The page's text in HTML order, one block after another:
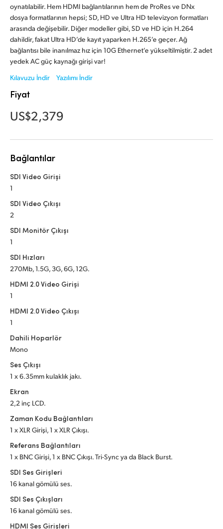
India
Italy
Japan
Korea
Malaysia
Netherlands
New Zealand
Poland
Portugal
South Africa
Sweden
Chinese Taipei
UAE
Ukraine
United Kingdom
United States
oynatılabilir. Hem HDMI bağlantılarının hem de ProRes ve DNx
dosya formatlarının hepsi; SD, HD ve Ultra HD televizyon formatları
arasında değişebilir. Diğer modeller gibi, SD ve HD için H.264
dahildir, fakat Ultra HD’de kayıt yaparken H.265’e geçer. Ağ
bağlantısı bile inanılmaz hız için 10G Ethernet’e yükseltilmiştir. 2 adet
yedek AC güç kaynağı girişi var!
Kılavuzu İndir
Yazılımı İndir
Fiyat
US$2,379
Bağlantılar
SDI Video Girişi
1
SDI Video Çıkışı
2
SDI Monitör Çıkışı
1
SDI Hızları
270Mb, 1.5G, 3G, 6G, 12G.
HDMI 2.0 Video Girişi
1
HDMI 2.0 Video Çıkışı
1
Dahili Hoparlör
Mono
Ses Çıkışı
1 x 6.35mm kulaklık jakı.
Ekran
2,2 inç LCD.
Zaman Kodu Bağlantıları
1 x XLR Girişi, 1 x XLR Çıkışı.
Referans Bağlantıları
1 x BNC Girişi, 1 x BNC Çıkışı. Tri-Sync ya da Black Burst.
SDI Ses Girişleri
16 kanal gömülü ses.
SDI Ses Çıkışları
16 kanal gömülü ses.
HDMI Ses Girişleri